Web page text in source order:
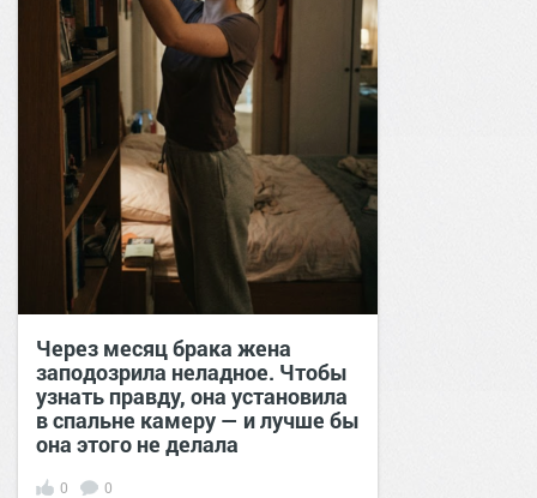
Через месяц брака жена
заподозрила неладное. Чтобы
узнать правду, она установила
в спальне камеру — и лучше бы
она этого не делала
0 0